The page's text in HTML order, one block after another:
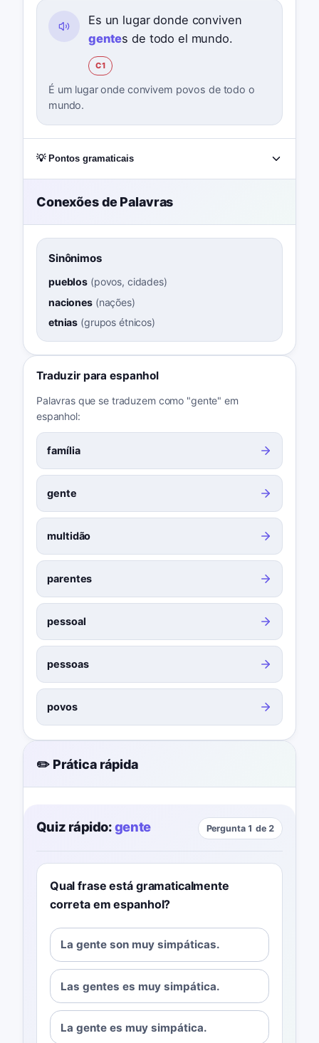
Es un lugar donde conviven
gentes de todo el mundo.
C1
É um lugar onde convivem povos de todo o
mundo.
💡 Pontos gramaticais
Conexões de Palavras
Sinônimos
pueblos (povos, cidades)
naciones(nações)
etnias (grupos étnicos)
Traduzir para espanhol
Palavras que se traduzem como "gente" em
espanhol:
família
gente
multidão
parentes
pessoal
pessoas
povos
✏️ Prática rápida
Quiz rápido:gente Pergunta 1 de 2
Qual frase está gramaticalmente
correta em espanhol?
La gente son muy simpáticas.
Las gentes es muy simpática.
La gente es muy simpática.